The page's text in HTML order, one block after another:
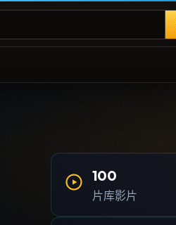
100
片库影片